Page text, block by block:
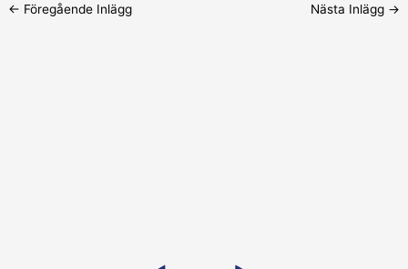
← Föregående Inlägg Nästa Inlägg →